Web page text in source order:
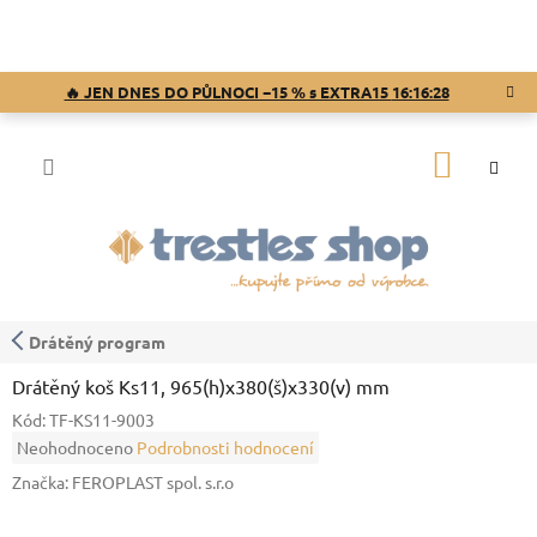
🔥 JEN DNES DO PŮLNOCI −15 % s EXTRA15 16:16:28
Drátěný program
Drátěný koš Ks11, 965(h)x380(š)x330(v) mm
Kód:TF-KS11-9003
Průměrné
produktu
Neohodnoceno Podrobnosti hodnocení
Značka: FEROPLAST spol. s.r.o